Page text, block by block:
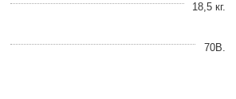
18,5 кг.
70В.